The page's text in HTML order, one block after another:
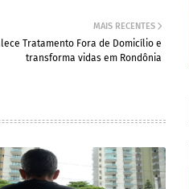
MAIS RECENTES
Tratamento Fora de Domicílio e
transforma vidas em Rondônia